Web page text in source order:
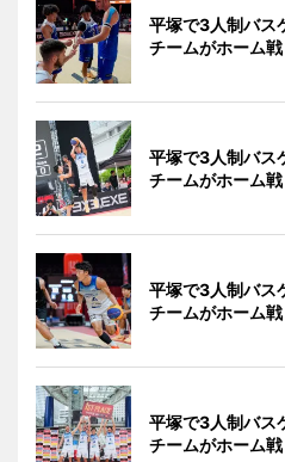
平塚で3人制バ
チームがホーム戦
平塚で3人制バ
チームがホーム戦
平塚で3人制バ
チームがホーム戦
平塚で3人制バ
チームがホーム戦